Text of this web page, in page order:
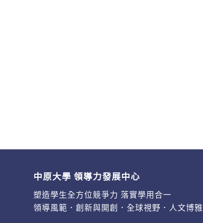
中原大學 領導力發展中心
塑造學生全方位競爭力 落實學用合一
領導風範．創新與開創．全球視野．人文博雅